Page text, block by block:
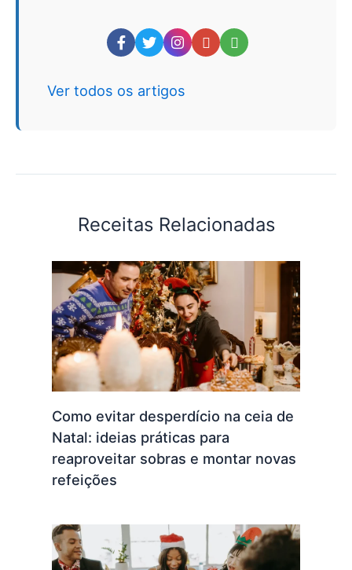
Ver todos os artigos
Receitas Relacionadas
Como evitar desperdício na ceia de
Natal: ideias práticas para
reaproveitar sobras e montar novas
refeições